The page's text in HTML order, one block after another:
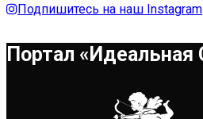
Подпишитесь на наш Instagram
Портал «Идеальная